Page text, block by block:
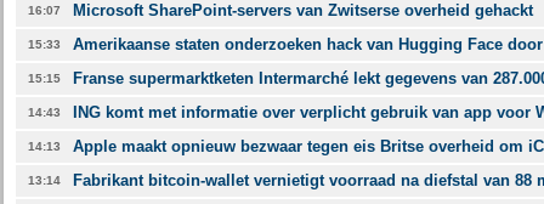
16:07 Microsoft SharePoint-servers van Zwitserse overheid gehackt
15:33 Amerikaanse staten onderzoeken hack van Hugging Face
15:15 Franse supermarktketen Intermarché lekt gegevens van
14:43 ING komt met informatie over verplicht gebruik van app voor
14:13 Apple maakt opnieuw bezwaar tegen eis Britse overheid om
13:14 Fabrikant bitcoin-wallet vernietigt voorraad na diefstal van 88